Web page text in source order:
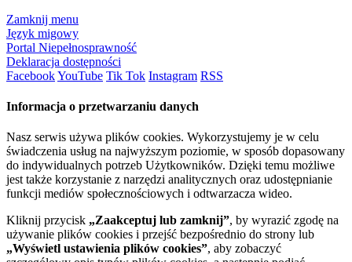
Zamknij menu
Język migowy
Portal Niepełnosprawność
Deklaracja dostępności
FacebookYouTube Tik Tok Instagram RSS
Informacja o przetwarzaniu danych
Nasz serwis używa plików cookies. Wykorzystujemy je w celu
świadczenia usług na najwyższym poziomie, w sposób dopasowany
do indywidualnych potrzeb Użytkowników. Dzięki temu możliwe
jest także korzystanie z narzędzi analitycznych oraz udostępnianie
funkcji mediów społecznościowych i odtwarzacza wideo.
Kliknij przycisk „Zaakceptuj lub zamknij”, by wyrazić zgodę na
używanie plików cookies i przejść bezpośrednio do strony lub
„Wyświetl ustawienia plików cookies”, aby zobaczyć